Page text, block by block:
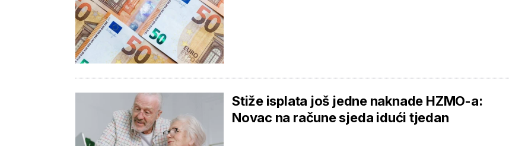
Stiže isplata još jedne naknade HZMO-a:
Novac na račune sjeda idući tjedan